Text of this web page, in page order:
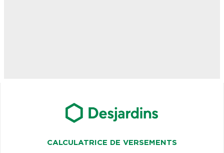
CALCULATRICE DE VERSEMENTS